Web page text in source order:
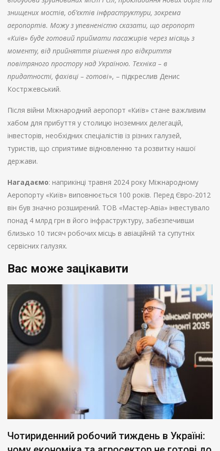
знищених мостів, об’єктів інфраструктури, зокрема
аеропортів. Можу з упевненістю сказати, що аеропорт
«Київ» буде готовий приймати пасажирів через місяць з
моменту, від прийняття рішення про відкриття
повітряного простору над Україною. Техніка – в
придатності, фахівці – готові», – підкреслив Денис
Костржевський.
Після війни Міжнародний аеропорт «Київ» стане важливим
хабом для прибуття у столицю іноземних делегацій,
інвесторів, необхідних спеціалістів із різних галузей,
туристів, що сприятиме відновленню та розвитку нашої
держави.
Нагадаємо: наприкінці травня 2024 року Міжнародному
Аеропорту «Київ» виповнюється 100 років. Перед Євро-2012
він був значно розширений. ТОВ «Мастер-Авіа» інвестувало
понад 4 млрд грн в його інфраструктуру, забезпечивши
близько 10 тисяч робочих місць в авіаційній та супутніх
сервісних галузях.
Вас може зацікавити
Чотириденний робочий тиждень в Україні: